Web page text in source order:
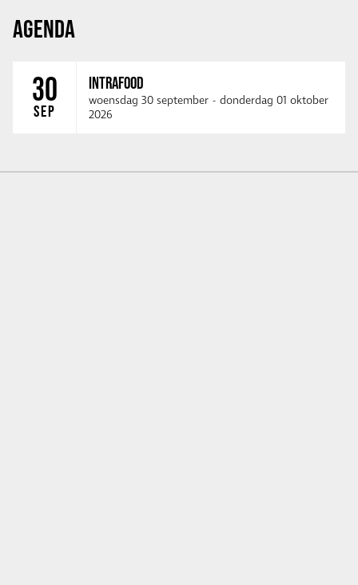
AGENDA
30
SEP
INTRAFOOD
woensdag 30 september - donderdag 01 oktober
2026